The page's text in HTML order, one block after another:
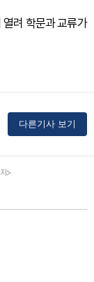
려 학문과 교류가
다른기사 보기
>